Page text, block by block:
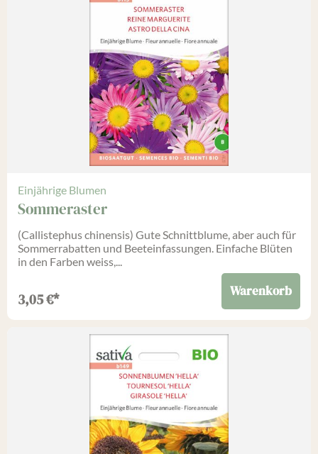
Einjährige Blumen
Sommeraster
(Callistephus chinensis) Gute Schnittblume, aber auch für
Sommerrabatten und Beeteinfassungen. Einfache Blüten
in den Farben weiss,...
3,05€* Warenkorb